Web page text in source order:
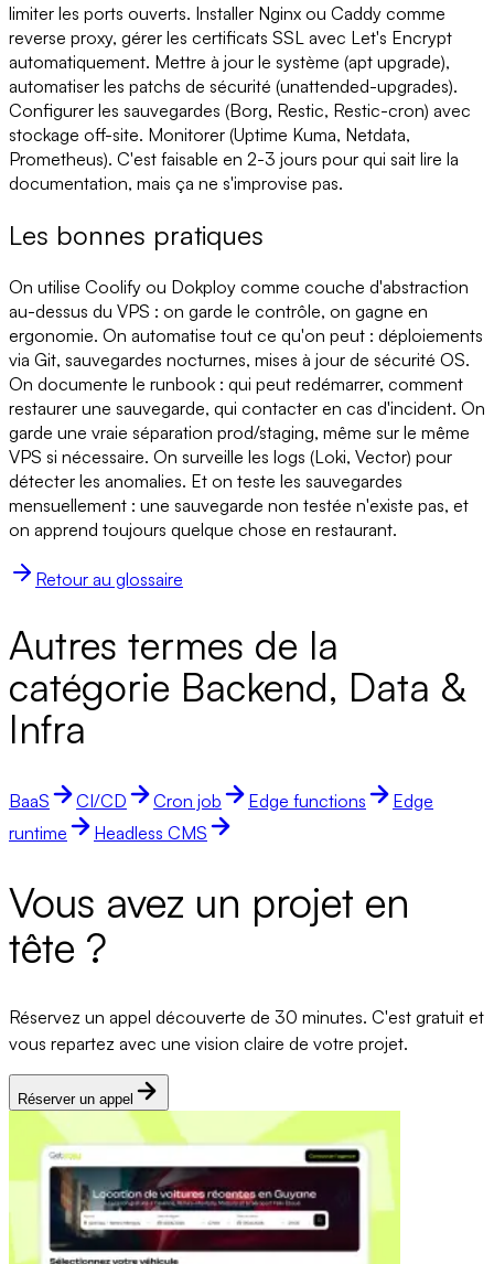
limiter les ports ouverts. Installer Nginx ou Caddy comme
reverse proxy, gérer les certificats SSL avec Let's Encrypt
automatiquement. Mettre à jour le système (apt upgrade),
automatiser les patchs de sécurité (unattended-upgrades).
Configurer les sauvegardes (Borg, Restic, Restic-cron) avec
stockage off-site. Monitorer (Uptime Kuma, Netdata,
Prometheus). C'est faisable en 2-3 jours pour qui sait lire la
documentation, mais ça ne s'improvise pas.
Les bonnes pratiques
On utilise Coolify ou Dokploy comme couche d'abstraction
au-dessus du VPS : on garde le contrôle, on gagne en
ergonomie. On automatise tout ce qu'on peut : déploiements
via Git, sauvegardes nocturnes, mises à jour de sécurité OS.
On documente le runbook : qui peut redémarrer, comment
restaurer une sauvegarde, qui contacter en cas d'incident. On
garde une vraie séparation prod/staging, même sur le même
VPS si nécessaire. On surveille les logs (Loki, Vector) pour
détecter les anomalies. Et on teste les sauvegardes
mensuellement : une sauvegarde non testée n'existe pas, et
on apprend toujours quelque chose en restaurant.
Retour au glossaire
Autres termes de la
catégorie Backend, Data &
Infra
BaaS CI/CD Cron job Edge functions
Edge
runtime
Headless CMS
Vous avez un projet en
tête ?
Réservez un appel découverte de 30 minutes. C'est gratuit et
vous repartez avec une vision claire de votre projet.
Réserver un appel